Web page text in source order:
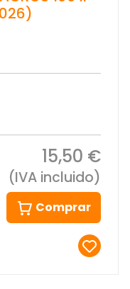
15,50 €
(IVA incluido)
Comprar